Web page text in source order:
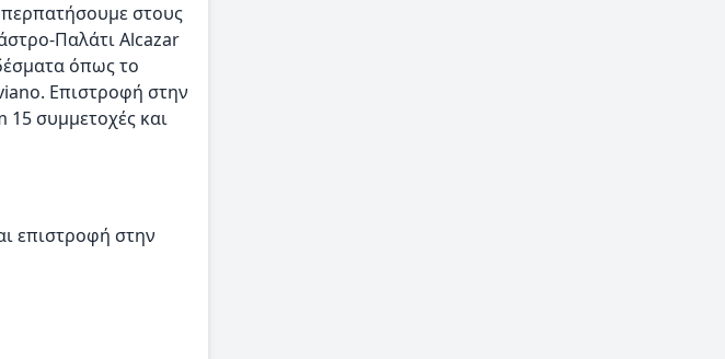
στους
Παλάτι Alcazar
όπως το
Επιστροφή στην
15 συμμετοχές και
επιστροφή στην